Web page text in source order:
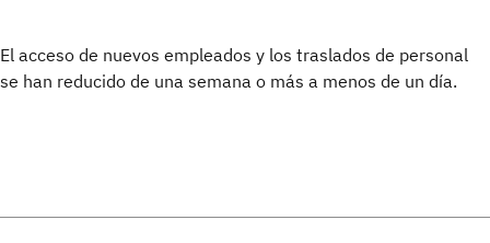
El acceso de nuevos empleados y los traslados de personal
se han reducido de una semana o más a menos de un día.